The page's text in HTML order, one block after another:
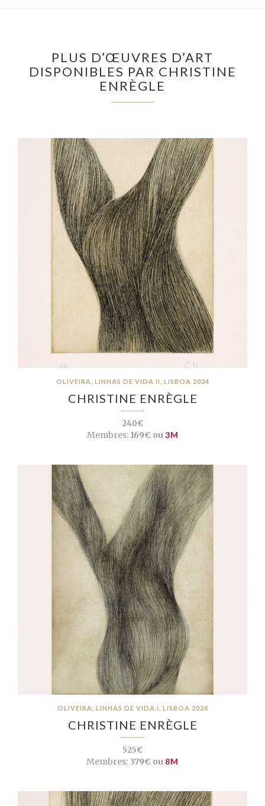
PLUS D’ŒUVRES D’ART
DISPONIBLES PAR CHRISTINE
ENRÈGLE
OLIVEIRA, LINHAS DE VIDA II, LISBOA 2024
CHRISTINE ENRÈGLE
240€
Membres:169€ ou3M
OLIVEIRA, LINHAS DE VIDA I, LISBOA 2024
CHRISTINE ENRÈGLE
525€
Membres: 379€ ou 8M